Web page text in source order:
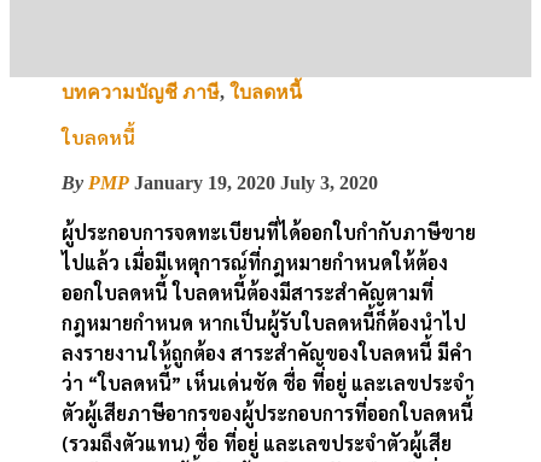
บทความบัญชี ภาษี,ใบลดหนี้
ใบลดหนี้
By PMP January 19, 2020 July 3, 2020
ผู้ประกอบการจดทะเบียนที่ได้ออกใบกำกับภาษีขาย
ไปแล้ว เมื่อมีเหตุการณ์ที่กฎหมายกำหนดให้ต้อง
ออกใบลดหนี้ ใบลดหนี้ต้องมีสาระสำคัญตามที่
กฎหมายกำหนด หากเป็นผู้รับใบลดหนี้ก็ต้องนำไป
ลงรายงานให้ถูกต้อง สาระสำคัญของใบลดหนี้ มีคำ
ว่า “ใบลดหนี้” เห็นเด่นชัด ชื่อ ที่อยู่ และเลขประจำ
ตัวผู้เสียภาษีอากรของผู้ประกอบการที่ออกใบลดหนี้
(รวมถึงตัวแทน) ชื่อ ที่อยู่ และเลขประจำตัวผู้เสีย